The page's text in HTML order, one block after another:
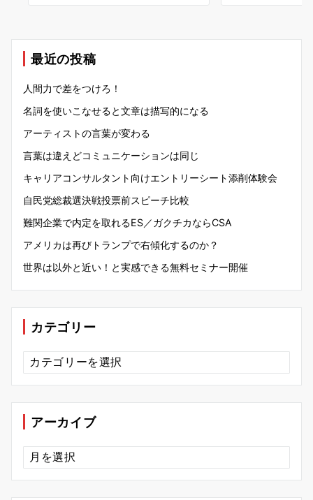
最近の投稿
人間力で差をつけろ！
名詞を使いこなせると文章は描写的になる
アーティストの言葉が変わる
言葉は違えどコミュニケーションは同じ
キャリアコンサルタント向けエントリーシート添削体験会
自民党総裁選決戦投票前スピーチ比較
難関企業で内定を取れるES／ガクチカならCSA
アメリカは再びトランプで右傾化するのか？
世界は以外と近い！と実感できる無料セミナー開催
カテゴリー
カ
テ
ゴ
ー
アーカイブ
ア
ー
カ